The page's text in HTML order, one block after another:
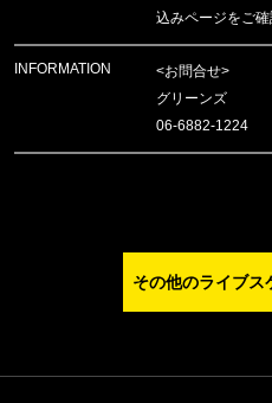
込みページをご確
INFORMATION
<お問合せ>
グリーンズ
06-6882-1224
その他のライブス